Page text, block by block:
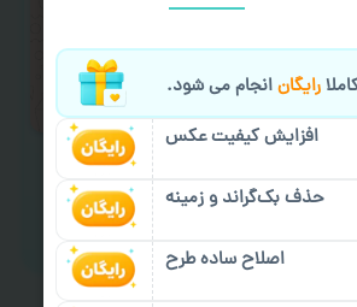
دهید.
ثبت یا پیگیری سفارش:
رایگانانجام می شود.
افزایش کیفیت عکس
حذف بک‌گراند و زمینه
اصلاح ساده طرح